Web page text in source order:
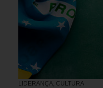
LIDERANÇA, CULTURA